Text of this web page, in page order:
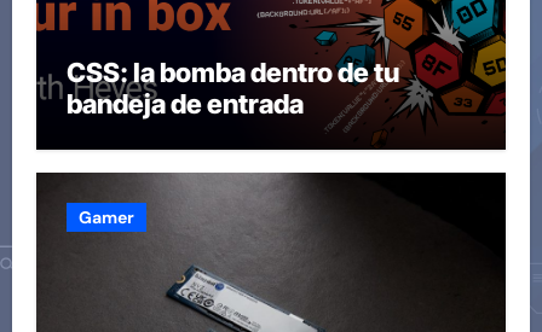
CSS: la bomba dentro de tu
bandeja de entrada
Gamer